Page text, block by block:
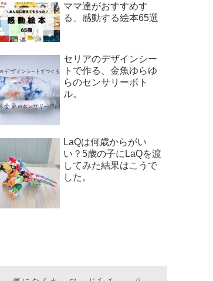
ママ達がおすすめす
る、感動する絵本65選
セリアのデザインシー
トで作る、金魚ゆらゆ
らのセンサリーボト
ル。
LaQは何歳からがい
い？5歳の子にLaQを渡
してみた結果はこうで
した。